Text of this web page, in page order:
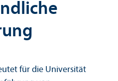
für die Universität